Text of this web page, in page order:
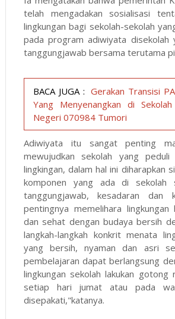
telah mengadakan sosialisasi
lingkungan bagi sekolah-sekolah
pada program adiwiyata disekolah
tanggungjawab bersama terutama
BACA JUGA : Gerakan Transisi
Yang Menyenangkan di
Negeri 070984 Tumori
Adiwiyata itu sangat penting
mewujudkan sekolah yang
lingkingan, dalam hal ini diharapkan
komponen yang ada di sekolah
tanggungjawab, kesadaran dan
pentingnya memelihara
dan sehat dengan budaya bersih
langkah-langkah konkrit menata
yang bersih, nyaman dan asri
pembelajaran dapat berlangsung
lingkungan sekolah lakukan gotong
setiap hari jumat atau pada
disepakati,"katanya.